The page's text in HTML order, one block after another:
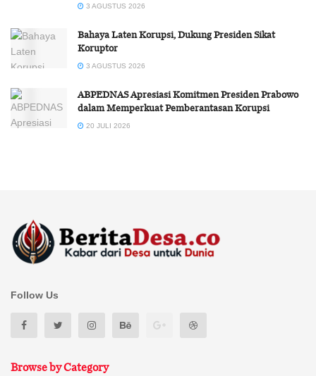
3 AGUSTUS 2026
Bahaya Laten Korupsi, Dukung Presiden Sikat
Koruptor
3 AGUSTUS 2026
ABPEDNAS Apresiasi Komitmen Presiden Prabowo
dalam Memperkuat Pemberantasan Korupsi
20 JULI 2026
Follow Us
Browse by Category